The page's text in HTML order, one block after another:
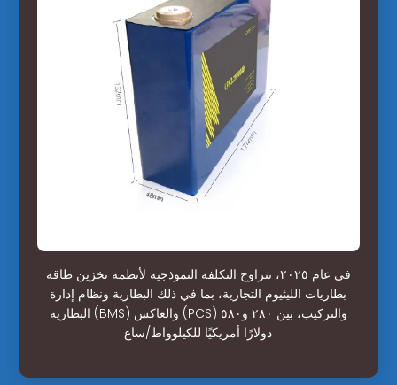
في عام ٢٠٢٥، تتراوح التكلفة النموذجية لأنظمة تخزين طاقة
بطاريات الليثيوم التجارية، بما في ذلك البطارية ونظام إدارة
البطارية (BMS) والعاكس (PCS) والتركيب، بين ٢٨٠ و٥٨٠
دولارًا أمريكيًا للكيلوواط/ساع